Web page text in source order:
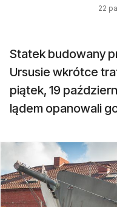
22
Statek budowany
Ursusie wkrótce
piątek, 19
lądem opanowali